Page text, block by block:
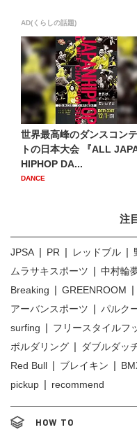
AD(くらしの話題)
世界最高峰のダンスコン
トの日本大会 『ALL
HIPHOP DA...
DANCE
注
JPSA PR レッドブル
ムラサキスポーツ
中村輪
Breaking
GREENROOM
アーバンスポーツ
パルク
surfing
フリースタイルフ
ボルダリング
ダブルダッ
Red Bull
ブレイキン
pickup
recommend
HOW TO